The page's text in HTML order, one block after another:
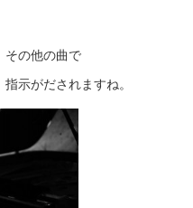
その他の曲で
示がだされますね。